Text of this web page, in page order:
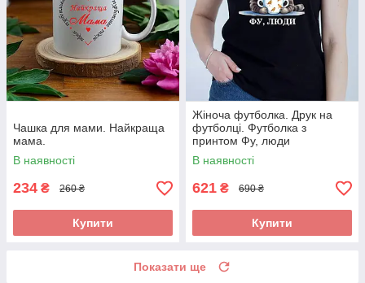
Чашка для мами. Найкраща
мама.
В наявності
234 ₴ 260 ₴
Купити
Жіноча футболка. Друк на
футболці. Футболка з
принтом Фу, люди
В наявності
621 ₴ 690 ₴
Купити
Показати ще